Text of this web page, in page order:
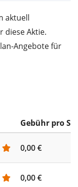
aktuell
diese Aktie.
Angebote für
Gebühr pro
0,00 €
0,00 €